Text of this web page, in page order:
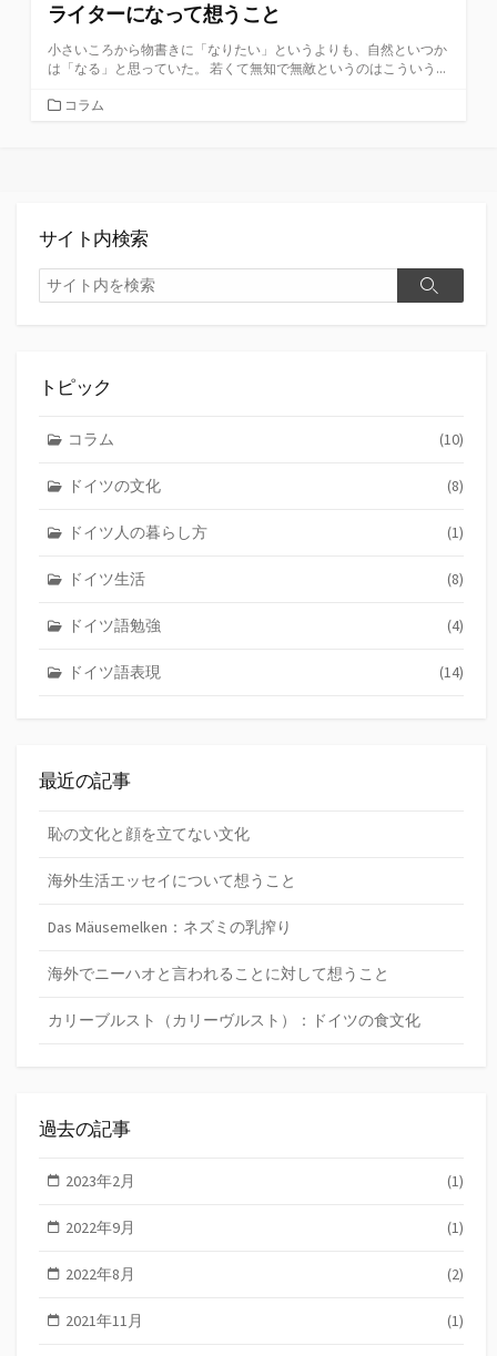
ライターになって想うこと
小さいころから物書きに「なりたい」というよりも、自然といつか
は「なる」と思っていた。 若くて無知で無敵というのはこういう...
カコラム
サイト内検索
検
索
検
トピック
コラム (10)
ドイツの文化 (8)
ドイツ人の暮らし方 (1)
ドイツ生活 (8)
ドイツ語勉強 (4)
ドイツ語表現 (14)
最近の記事
恥の文化と顔を立てない文化
海外生活エッセイについて想うこと
Das Mäusemelken：ネズミの乳搾り
海外でニーハオと言われることに対して想うこと
カリーブルスト（カリーヴルスト）：ドイツの食文化
過去の記事
2023年2月 (1)
2022年9月 (1)
2022年8月 (2)
2021年11月 (1)